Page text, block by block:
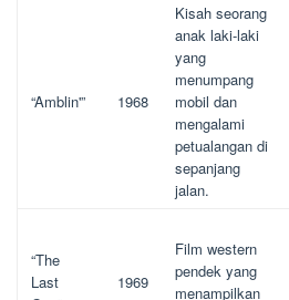
“Amblin'” 1968
Kisah seorang
anak laki-laki
yang
menumpang
mobil dan
mengalami
petualangan di
sepanjang
jalan.
“The
Last
1969
Film western
pendek yang
menampilkan